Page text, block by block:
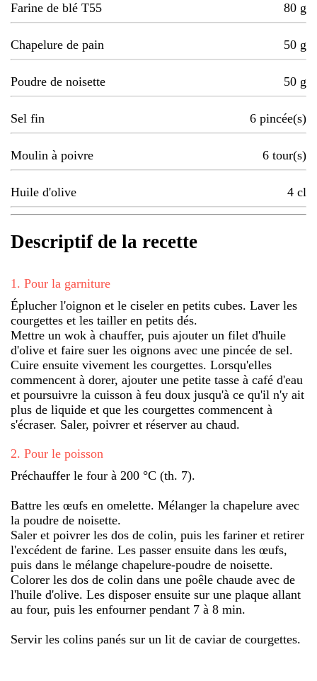
Farine de blé T55 80 g
Chapelure de pain 50 g
Poudre de noisette 50 g
Sel fin 6 pincée(s)
Moulin à poivre 6 tour(s)
Huile d'olive 4 cl
Descriptif de la recette
1 . Pour la garniture
Éplucher l'oignon et le ciseler en petits cubes. Laver les
courgettes et les tailler en petits dés.
Mettre un wok à chauffer, puis ajouter un filet d'huile
d'olive et faire suer les oignons avec une pincée de sel.
Cuire ensuite vivement les courgettes. Lorsqu'elles
commencent à dorer, ajouter une petite tasse à café d'eau
et poursuivre la cuisson à feu doux jusqu'à ce qu'il n'y ait
plus de liquide et que les courgettes commencent à
s'écraser. Saler, poivrer et réserver au chaud.
2. Pour le poisson
Préchauffer le four à 200 °C (th. 7).
Battre les œufs en omelette. Mélanger la chapelure avec
la poudre de noisette.
Saler et poivrer les dos de colin, puis les fariner et retirer
l'excédent de farine. Les passer ensuite dans les œufs,
puis dans le mélange chapelure-poudre de noisette.
Colorer les dos de colin dans une poêle chaude avec de
l'huile d'olive. Les disposer ensuite sur une plaque allant
au four, puis les enfourner pendant 7 à 8 min.
Servir les colins panés sur un lit de caviar de courgettes.